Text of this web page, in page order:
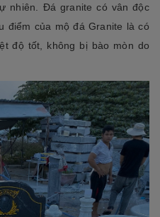
nhiên. Đá granite có vân độc
điểm của mộ đá Granite là có
độ tốt, không bị bào mòn do